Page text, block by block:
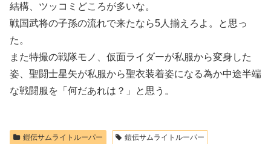
結構、ツッコミどころが多いな。
戦国武将の子孫の流れで来たなら5人揃えろよ。と思っ
た。
また特撮の戦隊モノ、仮面ライダーが私服から変身した
姿、聖闘士星矢が私服から聖衣装着姿になる為か中途半端
な戦闘服を「何だあれは？」と思う。
鎧伝サムライトルーパー
鎧伝サムライトルーパー